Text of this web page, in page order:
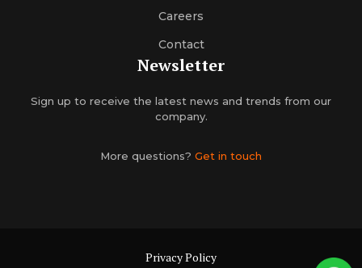
Careers
Contact
Newsletter
Sign up to receive the latest news and trends from our
company.
More questions? Get in touch
Privacy Policy